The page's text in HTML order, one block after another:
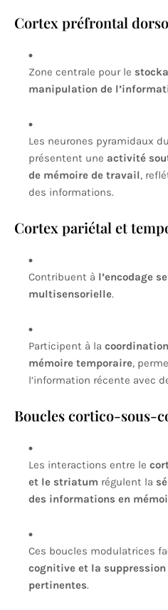
Cortex préfrontal
Zone centrale pour le
manipulation de
Les neurones pyramidaux
présentent une activité
de mémoire de travail,
des informations.
Cortex pariétal et
Contribuent à l’encodage
multisensorielle.
Participent à la
mémoire temporaire,
l’information récente avec
Boucles cortico-sous-
Les interactions entre le
et le striatum régulent la
des informations en
Ces boucles modulatrices
cognitive et la
pertinentes.